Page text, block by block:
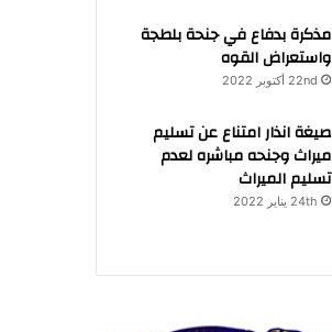
مذكرة بدفاع في جنحة بلطجة
واستعراض القوه
22nd أكتوبر 2022
صيغة انذار امتناع عن تسليم
ميراث وجنحه مباشره لعدم
تسليم الميراث
24th يناير 2022